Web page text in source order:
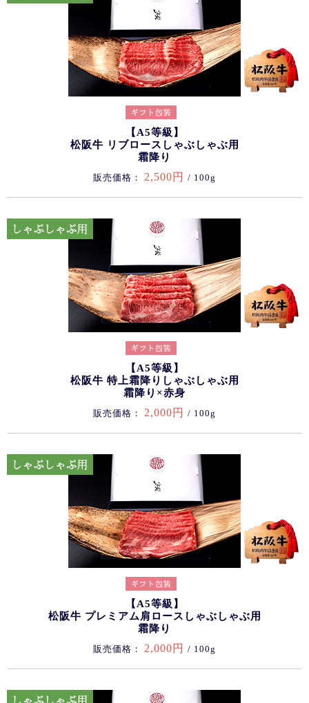
【A5等級】
松阪牛 リブロースしゃぶしゃぶ用
霜降り
販売価格： 2,500円 / 100g
【A5等級】
松阪牛 特上霜降りしゃぶしゃぶ用
霜降り×赤身
販売価格： 2,000円 / 100g
【A5等級】
松阪牛 プレミアム肩ロースしゃぶしゃぶ用
霜降り
販売価格： 2,000円 / 100g